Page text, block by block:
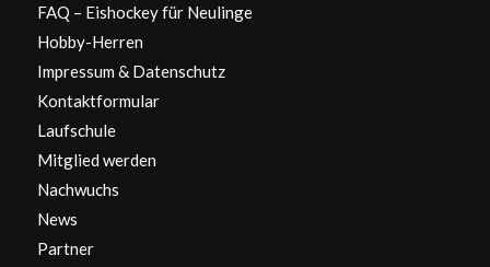
FAQ – Eishockey für Neulinge
Hobby-Herren
Impressum & Datenschutz
Kontaktformular
Laufschule
Mitglied werden
Nachwuchs
News
Partner